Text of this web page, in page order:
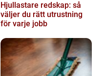
Hjullastare redskap: så
väljer du rätt utrustning
för varje jobb